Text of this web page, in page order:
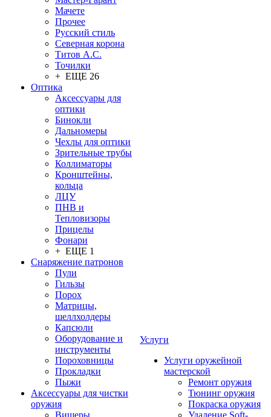
Мачете
Прочее
Русский стиль
Северная корона
Титов А.С.
Точилки
+ ЕЩЕ 26
Оптика
Аксессуары для
оптики
Бинокли
Дальномеры
Чехлы для оптики
Зрительные трубы
Коллиматоры
Кронштейны,
кольца
ЛЦУ
ПНВ и
Тепловизоры
Прицелы
Фонари
+ ЕЩЕ 1
Снаряжение патронов
Пули
Гильзы
Порох
Матрицы,
шеллхолдеры
Капсюли
Оборудование и
инструменты
Пороховницы
Прокладки
Пыжи
Аксессуары для чистки
оружия
Вишеры
Услуги
Услуги оружейной
мастерской
Ремонт оружия
Тюнинг оружия
Покраска оружия
Удаление Soft-